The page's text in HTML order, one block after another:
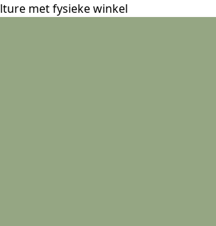
met fysieke winkel